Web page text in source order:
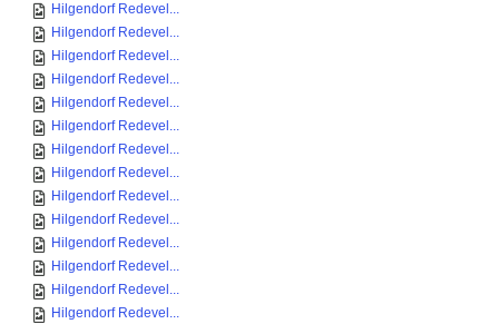
Hilgendorf Redevel...
Hilgendorf Redevel...
Hilgendorf Redevel...
Hilgendorf Redevel...
Hilgendorf Redevel...
Hilgendorf Redevel...
Hilgendorf Redevel...
Hilgendorf Redevel...
Hilgendorf Redevel...
Hilgendorf Redevel...
Hilgendorf Redevel...
Hilgendorf Redevel...
Hilgendorf Redevel...
Hilgendorf Redevel...